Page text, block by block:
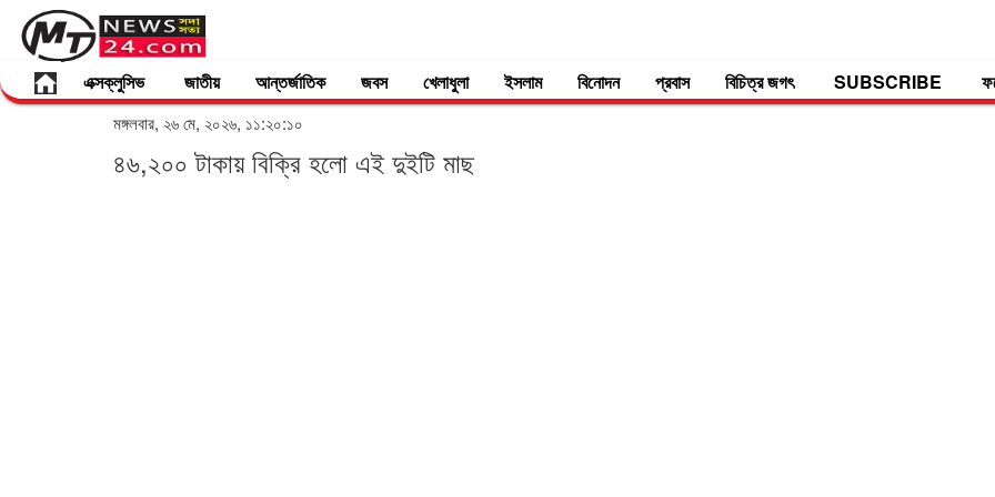
এক্সক্লুসিভ জাতীয় আন্তর্জাতিক জবস খেলাধুলা ইসলাম বিনোদন প্রবাস বিচিত্র জগৎ SUBSCRIBE
মঙ্গলবার, ২৬ মে, ২০২৬, ১১:২০:১০
৪৬,২০০ টাকায় বিক্রি হলো এই দুইটি মাছ